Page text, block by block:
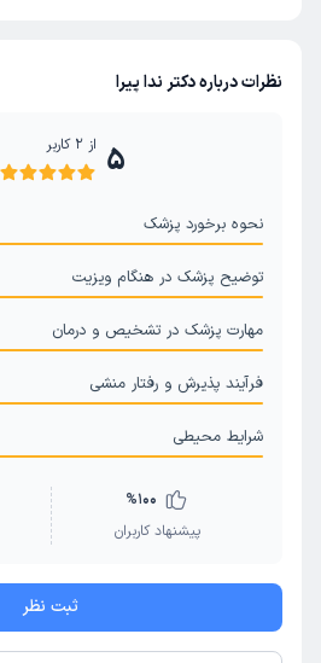
نظرات درباره دکتر ندا پیرا
5 از 2 کاربر
نحوه برخورد پزشک
توضیح پزشک در هنگام ویزیت
مهارت پزشک در تشخیص و درمان
فرآیند پذیرش و رفتار منشی
شرایط محیطی
%100
پیشنهاد کاربران
ثبت نظر